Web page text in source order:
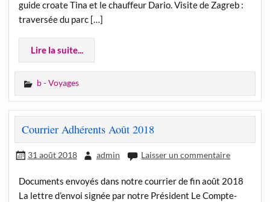
guide croate Tina et le chauffeur Dario. Visite de Zagreb :
traversée du parc […]
Lire la suite...
b - Voyages
Courrier Adhérents Août 2018
31 août 2018 admin Laisser un commentaire
Documents envoyés dans notre courrier de fin août 2018
La lettre d’envoi signée par notre Président Le Compte-